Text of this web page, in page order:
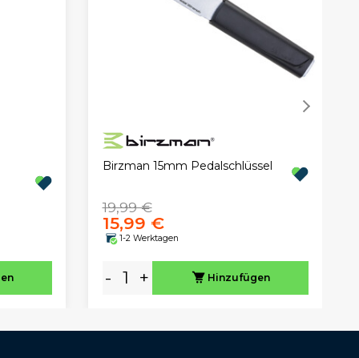
Birzman 15mm Pedalschlüssel
19,99 €
15,99 €
1-2 Werktagen
- + Hinzufügen